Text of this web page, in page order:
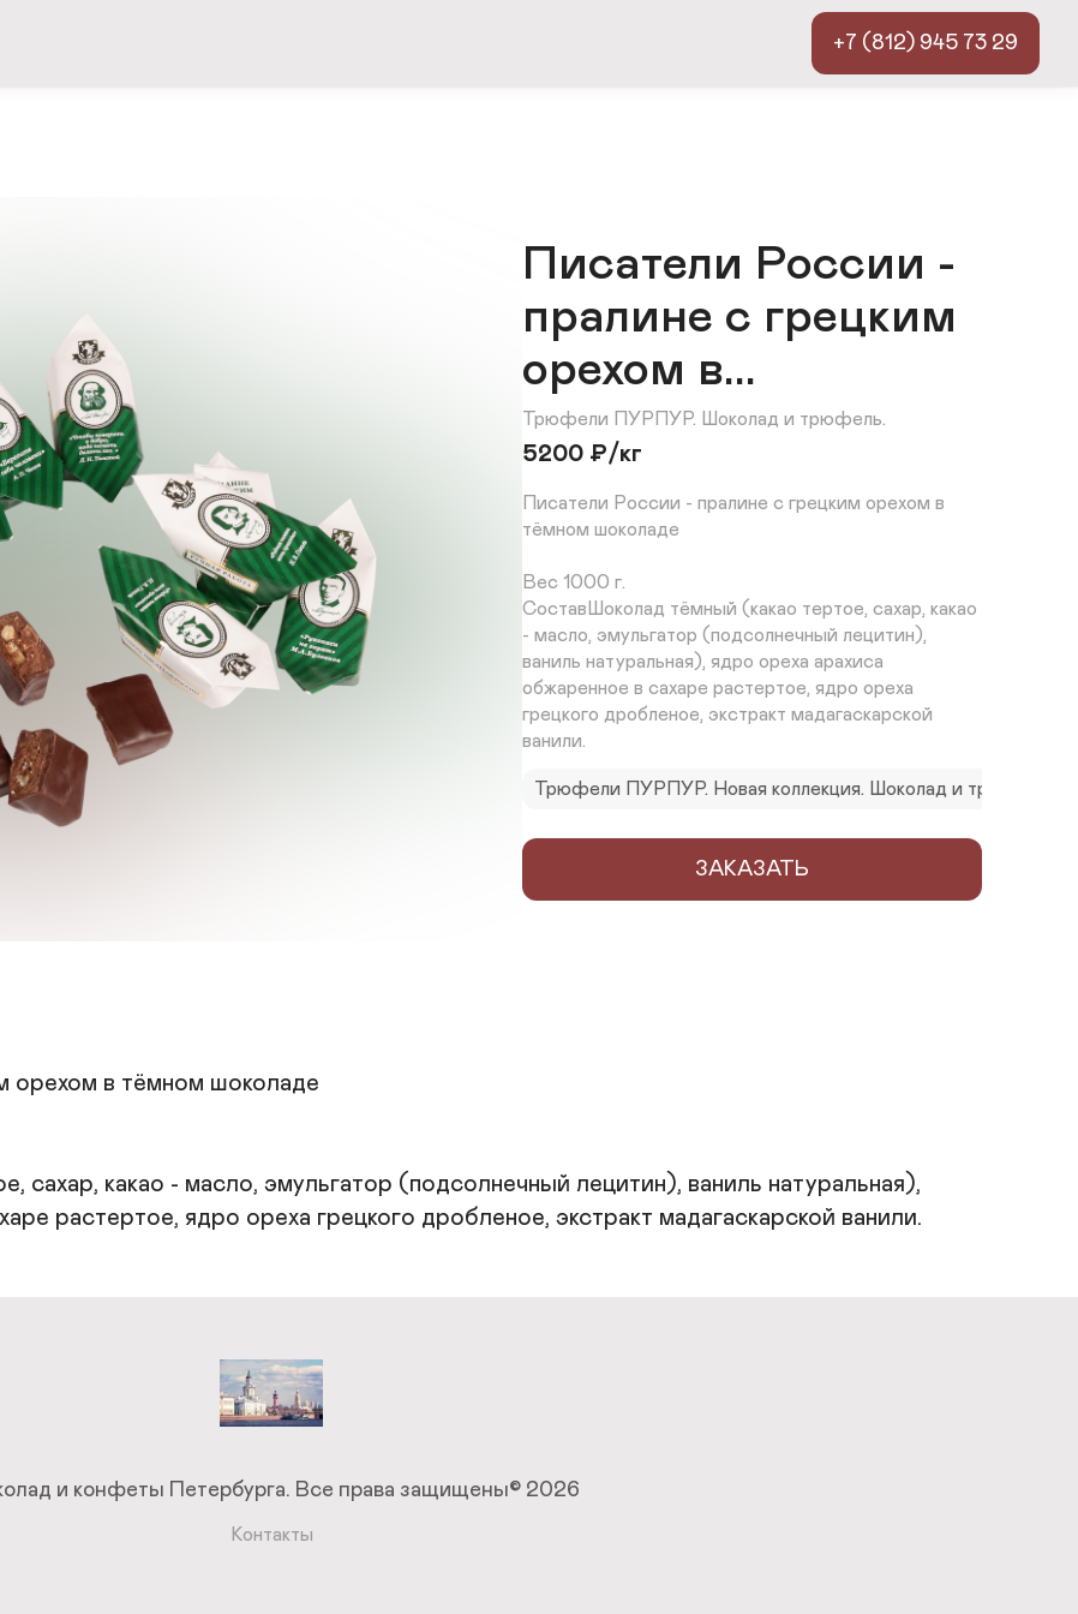
+7 (812) 945 73 29
Писатели России -
пралине с грецким
орехом в...
Трюфели ПУРПУР. Шоколад и трюфель.
5200 ₽/кг
Писатели России - пралине с грецким орехом в
тёмном шоколаде
Вес 1000 г.
СоставШоколад тёмный (какао тертое, сахар, какао
- масло, эмульгатор (подсолнечный лецитин),
ваниль натуральная), ядро ореха арахиса
обжаренное в сахаре растертое, ядро ореха
грецкого дробленое, экстракт мадагаскарской
ванили.
Трюфели ПУРПУР. Новая коллекция. Шоколад и трюфель.
ЗАКАЗАТЬ
орехом в тёмном шоколаде
сахар, какао - масло, эмульгатор (подсолнечный лецитин), ваниль натуральная),
растертое, ядро ореха грецкого дробленое, экстракт мадагаскарской ванили.
и конфеты Петербурга. Все права защищены© 2026
Контакты